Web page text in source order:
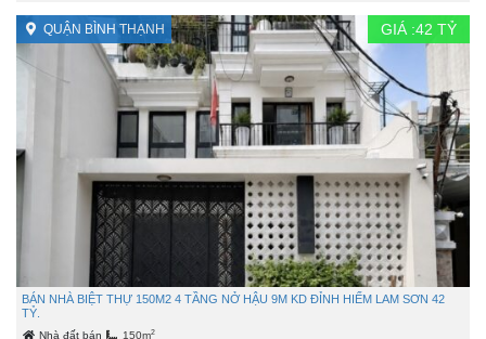
QUẬN BÌNH THẠNH GIÁ :42 TỶ
BÁN NHÀ BIỆT THỰ 150M2 4 TẦNG NỞ HẬU 9M KD ĐỈNH HIẾM LAM SƠN 42
TỶ.
Nhà đất bán 150m2